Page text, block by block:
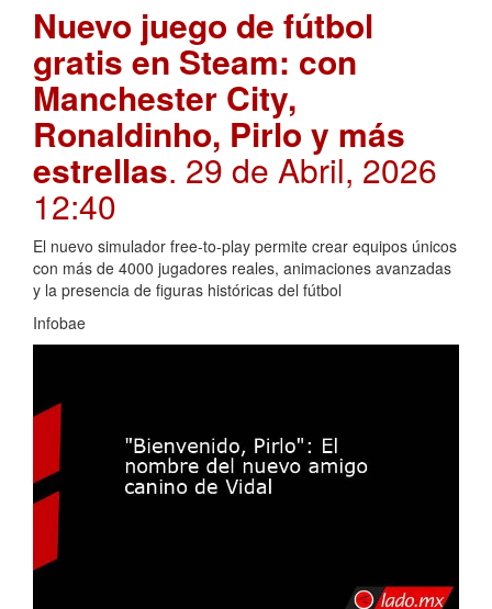
Nuevo juego de fútbol
gratis en Steam: con
Manchester City,
Ronaldinho, Pirlo y más
estrellas. 29 de Abril, 2026
12:40
El nuevo simulador free-to-play permite crear equipos únicos
con más de 4000 jugadores reales, animaciones avanzadas
y la presencia de figuras históricas del fútbol
Infobae